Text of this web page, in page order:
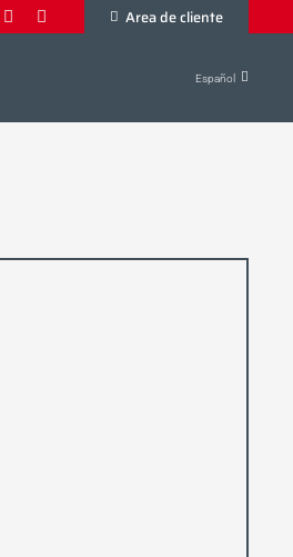
Area de cliente
Español